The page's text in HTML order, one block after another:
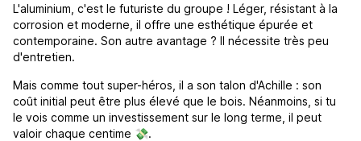
L'aluminium, c'est le futuriste du groupe ! Léger, résistant à la
corrosion et moderne, il offre une esthétique épurée et
contemporaine. Son autre avantage ? Il nécessite très peu
d'entretien.
Mais comme tout super-héros, il a son talon d'Achille : son
coût initial peut être plus élevé que le bois. Néanmoins, si tu
le vois comme un investissement sur le long terme, il peut
valoir chaque centime 💸.